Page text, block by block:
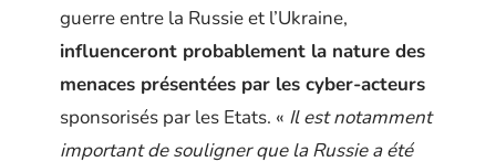
guerre entre la Russie et l’Ukraine,
influenceront probablement la nature des
menaces présentées par les cyber-acteurs
sponsorisés par les Etats. « Il est notamment
important de souligner que la Russie a été